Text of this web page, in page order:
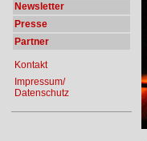
Newsletter
Presse
Partner
Kontakt
Impressum/
Datenschutz